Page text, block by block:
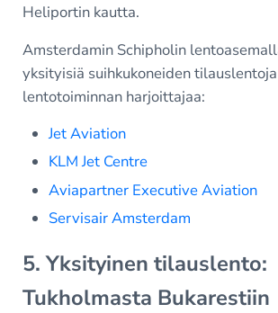
Heliportin kautta.
Amsterdamin Schipholin
yksityisiä suihkukoneiden
lentotoiminnan harjoittajaa:
Jet Aviation
KLM Jet Centre
Aviapartner Executive Aviation
Servisair Amsterdam
5. Yksityinen tilauslento:
Tukholmasta Bukarestiin